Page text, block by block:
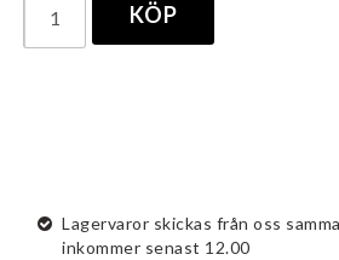
KÖP
Lagervaror skickas från oss
inkommer senast 12.00